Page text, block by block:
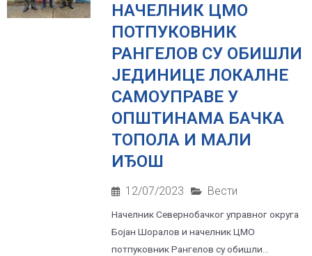
НАЧЕЛНИК ЦМО
ПОТПУКОВНИК
РАНГЕЛОВ СУ ОБИШЛИ
ЈЕДИНИЦЕ ЛОКАЛНЕ
САМОУПРАВЕ У
ОПШТИНАМА БАЧКА
ТОПОЛА И МАЛИ
ИЂОШ
12/07/2023 Вести
Начелник Севернобачког управног округа
Бојан Шоралов и начелник ЦМО
потпуковник Рангелов су обишли...